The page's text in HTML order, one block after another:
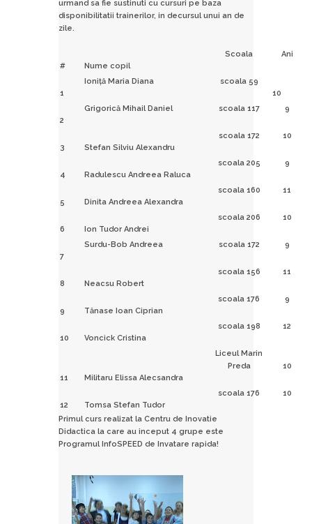
urmand sa fie sustinuti cu cursuri pe baza
disponibilitatii trainerilor, in decursul unui an de
zile.
# Nume copil
Scoala Ani
1
Ioniţă Maria Diana
scoala 59
10
2
Grigorică Mihail Daniel scoala 117 9
3 Stefan Silviu Alexandru
scoala 172 10
4 Radulescu Andreea Raluca
scoala 205 9
5 Dinita Andreea Alexandra
scoala 160 11
6 Ion Tudor Andrei
scoala 206 10
7
Surdu-Bob Andreea scoala 172 9
8 Neacsu Robert
scoala 156 11
9 Tănase Ioan Ciprian
scoala 176 9
10 Voncick Cristina
scoala 198 12
11 Militaru Elissa Alecsandra
Liceul Marin
Preda
10
12 Tomsa Stefan Tudor
scoala 176 10
Primul curs realizat la Centru de Inovatie
Didactica la care au inceput 4 grupe este
Programul InfoSPEED de Invatare rapida!